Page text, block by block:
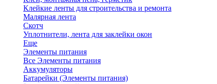
Клейкие ленты для строительства и ремонта
Малярная лента
Скотч
Уплотнители, лента для заклейки окон
Еще
Элементы питания
Все Элементы питания
Аккумуляторы
Батарейки (Элементы питания)